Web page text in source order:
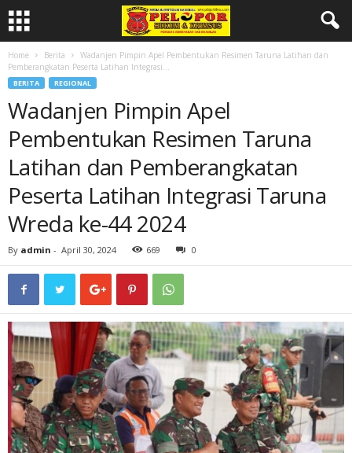
Home Berita
Wadanjen Pimpin Apel Pembentukan Resimen Taruna Latihan dan
Pemberangkatan Peserta Latihan Integrasi...
BERITA REGIONAL
Wadanjen Pimpin Apel
Pembentukan Resimen Taruna
Latihan dan Pemberangkatan
Peserta Latihan Integrasi Taruna
Wreda ke-44 2024
By admin - April 30, 2024 669 0